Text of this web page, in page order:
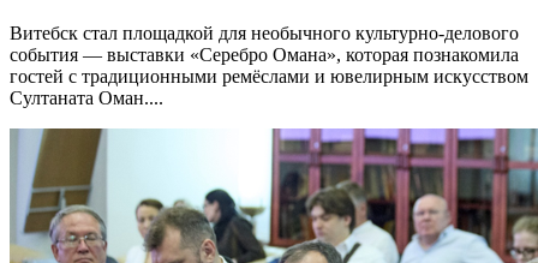
Витебск стал площадкой для необычного культурно-делового
события — выставки «Серебро Омана», которая познакомила
гостей с традиционными ремёслами и ювелирным искусством
Султаната Оман....